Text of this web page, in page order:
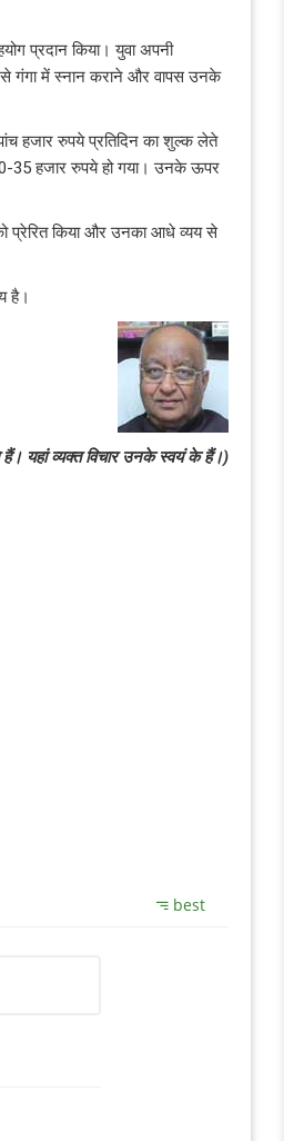
प्रदान किया। युवा अपनी
गंगा में स्नान कराने और वापस उनके
हजार रुपये प्रतिदिन का शुल्क लेते
35 हजार रुपये हो गया। उनके ऊपर
प्रेरित किया और उनका आधे व्यय से
है।
यहां व्यक्त विचार उनके स्वयं के हैं।)